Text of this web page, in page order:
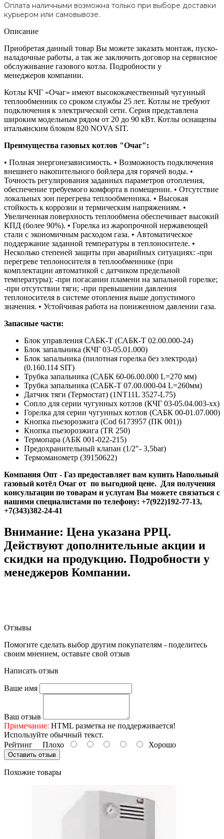
Оплата наличными возможна только при выборе доставки
курьером или самовывозе.
Описание
Приобретая данный товар Вы можете заказать монтаж, пуско-
наладочные работы, а так же заключить договор на сервисное
обслуживание газового котла. Подробности у
менеджеров компании.
Котлы КЧГ «Очаг» имеют высококачественный чугунный
теплообменник со сроком службы 25 лет. Котлы не требуют
подключения к электрической сети. Серия представлена
широким модельным рядом от 20 до 90 кВт. Котлы оснащены
итальянским блоком 820 NOVA SIT.
Преимущества газовых котлов "Очаг":
• Полная энергонезависимость. • Возможность подключения
внешнего накопительного бойлера для горячей воды. •
Точность регулирования заданных параметров отопления,
обеспечение требуемого комфорта в помещении. • Отсутствие
локальных зон перегрева теплообменника. • Высокая
стойкость к коррозии и термическим напряжениям. •
Увеличенная поверхность теплообмена обеспечивает высокий
КПД (более 90%). • Горелка из жаропрочной нержавеющей
стали с экономичным расходом газа. • Автоматическое
поддержание заданной температуры в теплоносителе. •
Несколько степеней защиты при аварийных ситуациях: -при
перегреве теплоносителя в теплообменнике (при
комплектации автоматикой с датчиком предельной
температуры); -при погасании пламени на запальной горелке;
-при отсутствии тяги; -при превышении давления
теплоносителя в системе отопления выше допустимого
значения. • Устойчивая работа на пониженном давлении газа.
Запасные части:
Блок управления САБК-Т (САБК-Т 02.00.000-24)
Блок запальника (КЧГ 03-05.01.000)
Блок запальника (пилотная горелка без электрода)
(0.160.114 SIT)
Трубка запальника (САБК 60-06.00.000 L=270 мм)
Трубка запальника (САБК-Т 07.00.000-04 L=260мм)
Датчик тяги (Термостат) (1NT11L 3527-L75)
Сопло для серии чугунных котлов (КЧГ 03-05.04.003-хх)
Горелка для серии чугунных котлов (САБК 00-01.07.000)
Кнопка пьезорозжига (Cod 6173957 (ПК 001))
Кнопка пьезорозжига (TR 250)
Термопара (АБК 001-022-215)
Предохранительный клапан (1/2"- 3,5bar)
Термоманометр (39150622)
Компания Опт - Газ предоставляет вам купить Напольный
газовый котёл Очаг от по выгодной цене. Для получения
консультации по товарам и услугам Вы можете связаться с
нашими специалистами по телефону: +7(922)192-77-13,
+7(343)382-24-41
Внимание: Цена указана РРЦ.
Действуют дополнительные акции и
скидки на продукцию. Подробности у
менеджеров Компании.
Отзывы
Помогите сделать выбор другим покупателям - поделитесь
своим мнением, оставьте свой отзыв
Написать отзыв
Ваше имя
Ваш отзыв
Примечание: HTML разметка не поддерживается!
Используйте обычный текст.
Рейтинг Плохо Хорошо
Оставить отзыв
Похожие товары